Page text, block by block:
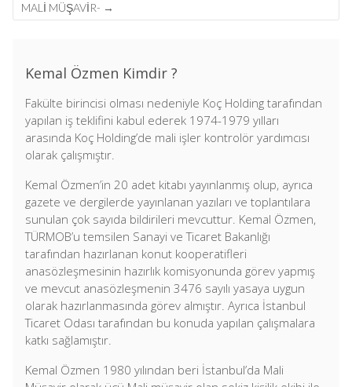
MALİ MÜŞAVİR- →
Kemal Özmen Kimdir ?
Fakülte birincisi olması nedeniyle Koç Holding tarafından
yapılan iş teklifini kabul ederek 1974-1979 yılları
arasında Koç Holding’de mali işler kontrolör yardımcısı
olarak çalışmıştır.
Kemal Özmen’in 20 adet kitabı yayınlanmış olup, ayrıca
gazete ve dergilerde yayınlanan yazıları ve toplantılara
sunulan çok sayıda bildirileri mevcuttur. Kemal Özmen,
TÜRMOB’u temsilen Sanayi ve Ticaret Bakanlığı
tarafından hazırlanan konut kooperatifleri
anasözleşmesinin hazırlık komisyonunda görev yapmış
ve mevcut anasözleşmenin 3476 sayılı yasaya uygun
olarak hazırlanmasında görev almıştır. Ayrıca İstanbul
Ticaret Odası tarafından bu konuda yapılan çalışmalara
katkı sağlamıştır.
Kemal Özmen 1980 yılından beri İstanbul’da Mali